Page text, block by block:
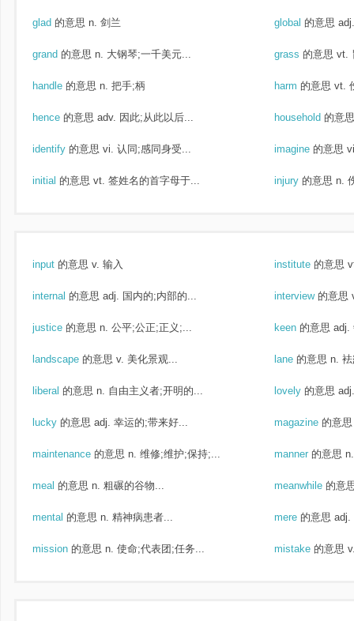
glad 的意思 n. 剑兰 global 的意思
grand 的意思 n. 大钢琴;一千美元... grass 的意思 vt.
handle 的意思 n. 把手;柄 harm 的意思 vt.
hence 的意思 adv. 因此;从此以后... household 的意思
identify 的意思 vi. 认同;感同身受... imagine 的意思
initial 的意思 vt. 签姓名的首字母于... injury 的意思 n.
input 的意思 v. 输入 institute 的意思
internal 的意思 adj. 国内的;内部的... interview 的意思
justice 的意思 n. 公平;公正;正义;... keen 的意思 adj.
landscape 的意思 v. 美化景观... lane 的意思 n.
liberal 的意思 n. 自由主义者;开明的... lovely 的意思
lucky 的意思 adj. 幸运的;带来好... magazine 的意思
maintenance 的意思 n. 维修;维护;保持;... manner 的意思
meal 的意思 n. 粗碾的谷物... meanwhile 的意
mental 的意思 n. 精神病患者... mere 的意思 adj.
mission 的意思 n. 使命;代表团;任务... mistake 的意思